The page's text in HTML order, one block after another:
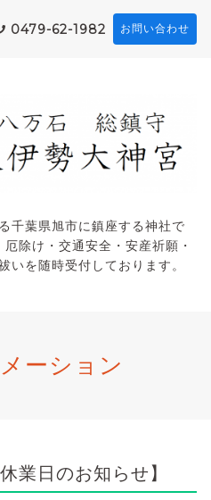
0479-62-1982 お問い合わせ
千葉県旭市に鎮座する神社で
除け・交通安全・安産祈願・
いを随時受付しております。
ーション
休業日のお知らせ】